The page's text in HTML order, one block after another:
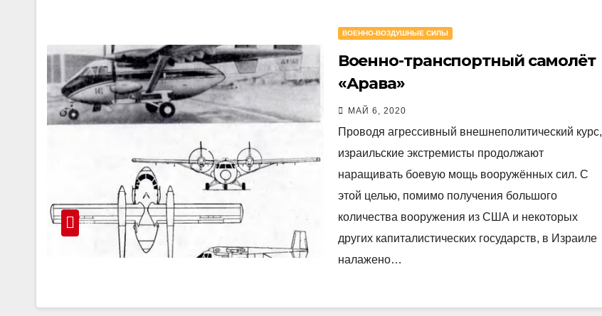
ВОЕННО-ВОЗДУШНЫЕ СИЛЫ
Военно-транспортный самолёт
«Арава»
МАЙ 6, 2020
Проводя агрессивный внешнеполитический курс,
израильские экстремисты продолжают
наращивать боевую мощь вооружённых сил. С
этой целью, помимо получения большого
количества вооружения из США и некоторых
других капиталистических государств, в Израиле
налажено…